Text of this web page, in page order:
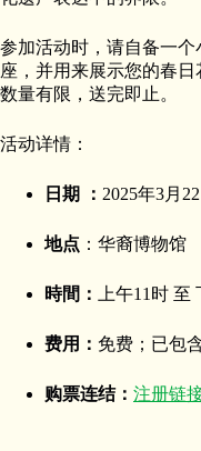
参加活动时，请自备一
座，并用来展示您的春
数量有限，送完即止。
活动详情：
日期 ： 2025年3月
地点 ：华裔博物馆
時間： 上午11时 至
费用： 免费；已包
购票连结： 注册链